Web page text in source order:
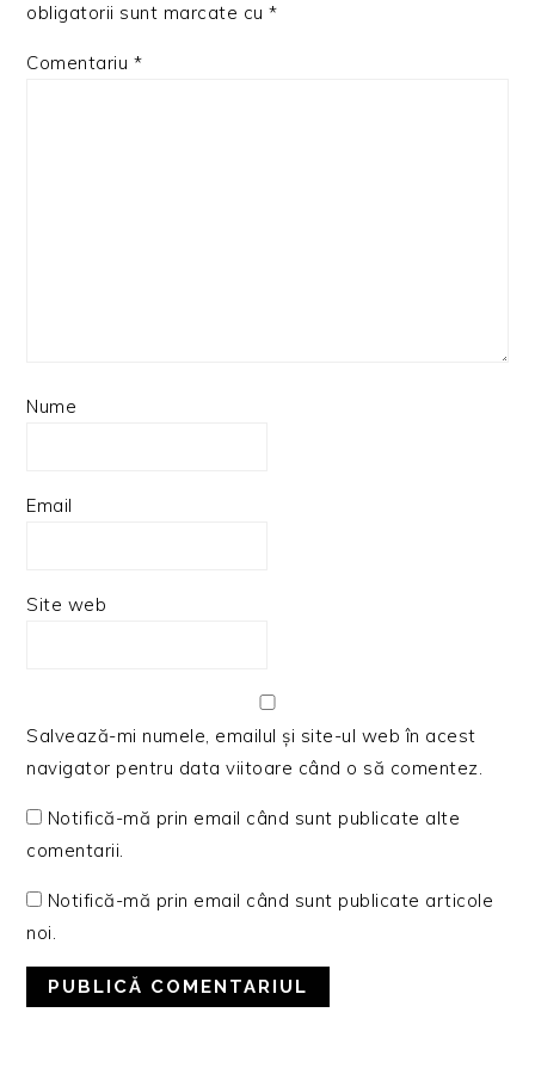
obligatorii sunt marcate cu*
Comentariu *
Nume
Email
Site web
Salvează-mi numele, emailul și site-ul web în acest
navigator pentru data viitoare când o să comentez.
Notifică-mă prin email când sunt publicate alte
comentarii.
Notifică-mă prin email când sunt publicate articole
noi.